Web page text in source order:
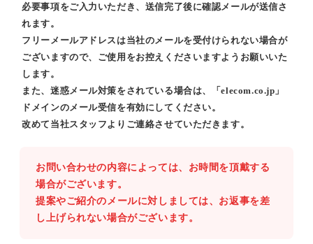
必要事項をご入力いただき、送信完了後に確認メールが送信さ
れます。
フリーメールアドレスは当社のメールを受付けられない場合が
ございますので、ご使用をお控えくださいますようお願いいた
します。
また、迷惑メール対策をされている場合は、「elecom.co.jp」
ドメインのメール受信を有効にしてください。
改めて当社スタッフよりご連絡させていただきます。
お問い合わせの内容によっては、お時間を頂戴する
場合がございます。
提案やご紹介のメールに対しましては、お返事を差
し上げられない場合がございます。